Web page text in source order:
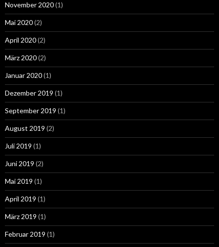
November 2020(1)
Mai 2020(2)
April 2020(2)
März 2020(2)
Januar 2020(1)
Dezember 2019 (1)
September 2019 (1)
August 2019 (2)
Juli 2019 (1)
Juni 2019 (2)
Mai 2019 (1)
April 2019 (1)
März 2019 (1)
Februar 2019 (1)